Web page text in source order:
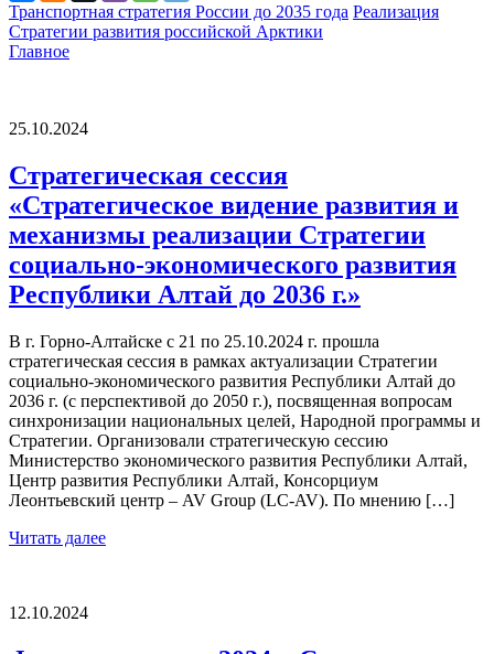
Транспортная стратегия России до 2035 года Реализация
Стратегии развития российской Арктики
Главное
25.10.2024
Стратегическая сессия
«Стратегическое видение развития и
механизмы реализации Стратегии
социально-экономического развития
Республики Алтай до 2036 г.»
В г. Горно-Алтайске с 21 по 25.10.2024 г. прошла
стратегическая сессия в рамках актуализации Стратегии
социально-экономического развития Республики Алтай до
2036 г. (с перспективой до 2050 г.), посвященная вопросам
синхронизации национальных целей, Народной программы и
Стратегии. Организовали стратегическую сессию
Министерство экономического развития Республики Алтай,
Центр развития Республики Алтай, Консорциум
Леонтьевский центр – AV Group (LC-AV). По мнению […]
Читать далее
12.10.2024